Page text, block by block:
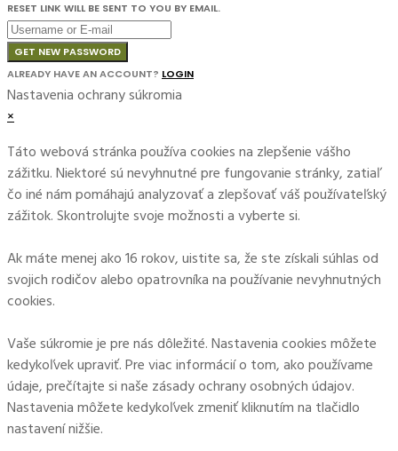
RESET LINK WILL BE SENT TO YOU BY EMAIL.
GET NEW PASSWORD
ALREADY HAVE AN ACCOUNT? LOGIN
Nastavenia ochrany súkromia
×
Táto webová stránka používa cookies na zlepšenie vášho
zážitku. Niektoré sú nevyhnutné pre fungovanie stránky, zatiaľ
čo iné nám pomáhajú analyzovať a zlepšovať váš používateľský
zážitok. Skontrolujte svoje možnosti a vyberte si.
Ak máte menej ako 16 rokov, uistite sa, že ste získali súhlas od
svojich rodičov alebo opatrovníka na používanie nevyhnutných
cookies.
Vaše súkromie je pre nás dôležité. Nastavenia cookies môžete
kedykoľvek upraviť. Pre viac informácií o tom, ako používame
údaje, prečítajte si naše zásady ochrany osobných údajov.
Nastavenia môžete kedykoľvek zmeniť kliknutím na tlačidlo
nastavení nižšie.